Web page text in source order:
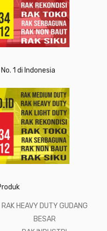
1 di Indonesia
RAK HEAVY DUTY GUDANG
BESAR